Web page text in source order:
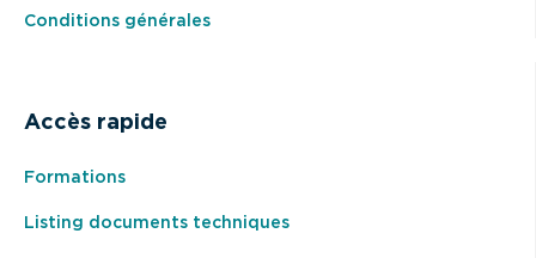
Conditions générales
Accès rapide
Formations
Listing documents techniques